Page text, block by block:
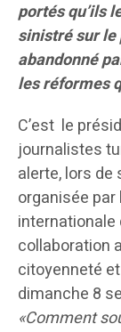
portés qu’ils
sinistré sur
abandonné
les réformes
C’est le
journalistes
alerte, lors
organisée par
internationale
collaboration
citoyenneté
dimanche 8
«Comment